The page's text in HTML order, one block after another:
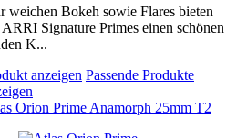
weichen Bokeh sowie Flares bieten
Signature Primes einen schönen
K...
anzeigen Passende Produkte
Orion Prime Anamorph 25mm T2